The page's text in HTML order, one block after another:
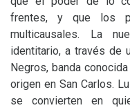
frentes, y que los
multicausales. La
identitario, a través de
Negros, banda
origen en San Carlos.
se convierten en